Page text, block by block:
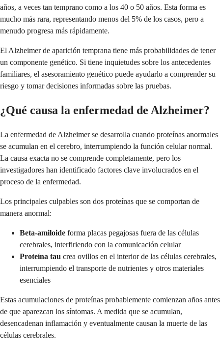
años, a veces tan temprano como a los 40 o 50 años. Esta forma es
mucho más rara, representando menos del 5% de los casos, pero a
menudo progresa más rápidamente.
El Alzheimer de aparición temprana tiene más probabilidades de tener
un componente genético. Si tiene inquietudes sobre los antecedentes
familiares, el asesoramiento genético puede ayudarlo a comprender su
riesgo y tomar decisiones informadas sobre las pruebas.
¿Qué causa la enfermedad de Alzheimer?
La enfermedad de Alzheimer se desarrolla cuando proteínas anormales
se acumulan en el cerebro, interrumpiendo la función celular normal.
La causa exacta no se comprende completamente, pero los
investigadores han identificado factores clave involucrados en el
proceso de la enfermedad.
Los principales culpables son dos proteínas que se comportan de
manera anormal:
Beta-amiloide forma placas pegajosas fuera de las células
cerebrales, interfiriendo con la comunicación celular
Proteína tau crea ovillos en el interior de las células cerebrales,
interrumpiendo el transporte de nutrientes y otros materiales
esenciales
Estas acumulaciones de proteínas probablemente comienzan años antes
de que aparezcan los síntomas. A medida que se acumulan,
desencadenan inflamación y eventualmente causan la muerte de las
células cerebrales.